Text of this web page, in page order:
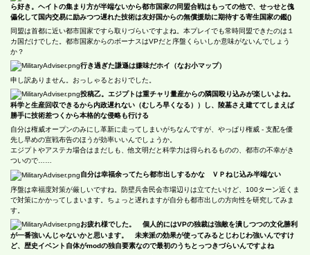
ら好き。ヘイトの集まり方が半端ないから都市国家の同盟合戦はもっての他で、せっせと傀
儡化して国内交易に励みつつ遅れた技術は友好国からの無償援助に期待する寄生国家の鑑()
同盟は首都に近い都市国家ですら取りづらいですよね。本プレイでも常時同盟できたのは１
カ国だけでした。都市国家からのボーナスはVPだと序盤くらいしか意味がないんでしょう
か？
行き過ぎた謙遜は嫌味だホイ（なお小マップ）
申し訳ありません。おっしゃるとおりでした。
投稿乙。エジプトは重チャリ量産からの隣国殴り込みが楽しいよね。
科学と生産回収できるから内政遅れない（むしろ早くなる））し、陵墓さえ建ててしまえば
勝手に技術差つくから本格的な侵略も行ける
自分は権威オープンのみにし革新に走ってしまいがちなんですが、やっぱり権威 - 支配を優
先し早めの宣戦布告のほうが効率いいんでしょうか。
エジプトやアステカ場合はまだしも、他文明だと科学力は得られるものの、都市の不幸がき
ついので……
自分は幸福余ってたら都市出しするかな ＶＰねじ込み半端ない
序盤は幸福度対策が厳しいですね。防壁兵舎民会市場辺りは立てたいけど、100ターン近くま
で対策にかかってしまいます。ちょっと遅れますが自分も都市出しの方向性を研究してみま
す。
お疲れ様でした。 個人的にはVPの独裁は強敵を潰しつつの文化勝利
が一番強いんじゃないかと思います。 未来派の効果が使ってみるとじわじわ強いんですけ
ど、歴史イベント自体がmodの独自要素なので最初のうちとっつきづらいんですよね